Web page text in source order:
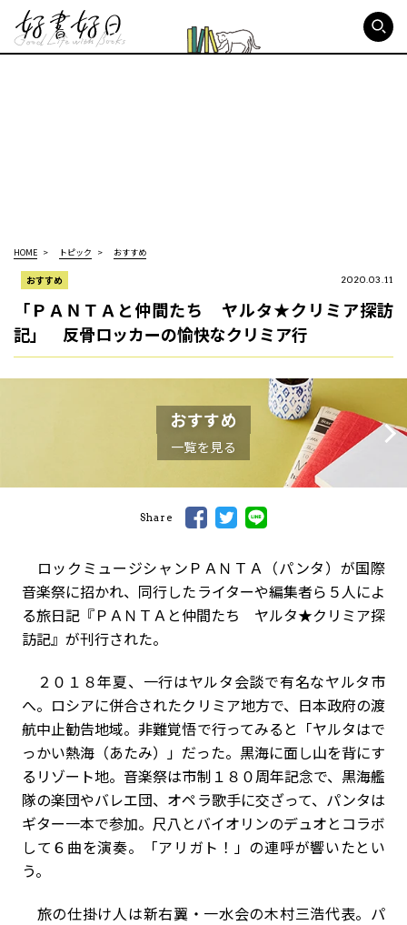
HOME トピック おすすめ
おすすめ 2020.03.11
「ＰＡＮＴＡと仲間たち ヤルタ★クリミア探訪
記」 反骨ロッカーの愉快なクリミア行
おすすめ
一覧を見る
Share
ロックミュージシャンＰＡＮＴＡ（パンタ）が国際
音楽祭に招かれ、同行したライターや編集者ら５人によ
る旅日記『ＰＡＮＴＡと仲間たち ヤルタ★クリミア探
訪記』が刊行された。
２０１８年夏、一行はヤルタ会談で有名なヤルタ市
へ。ロシアに併合されたクリミア地方で、日本政府の渡
航中止勧告地域。非難覚悟で行ってみると「ヤルタはで
っかい熱海（あたみ）」だった。黒海に面し山を背にす
るリゾート地。音楽祭は市制１８０周年記念で、黒海艦
隊の楽団やバレエ団、オペラ歌手に交ざって、パンタは
ギター一本で参加。尺八とバイオリンのデュオとコラボ
して６曲を演奏。「アリガト！」の連呼が響いたとい
う。
旅の仕掛け人は新右翼・一水会の木村三浩代表。パ